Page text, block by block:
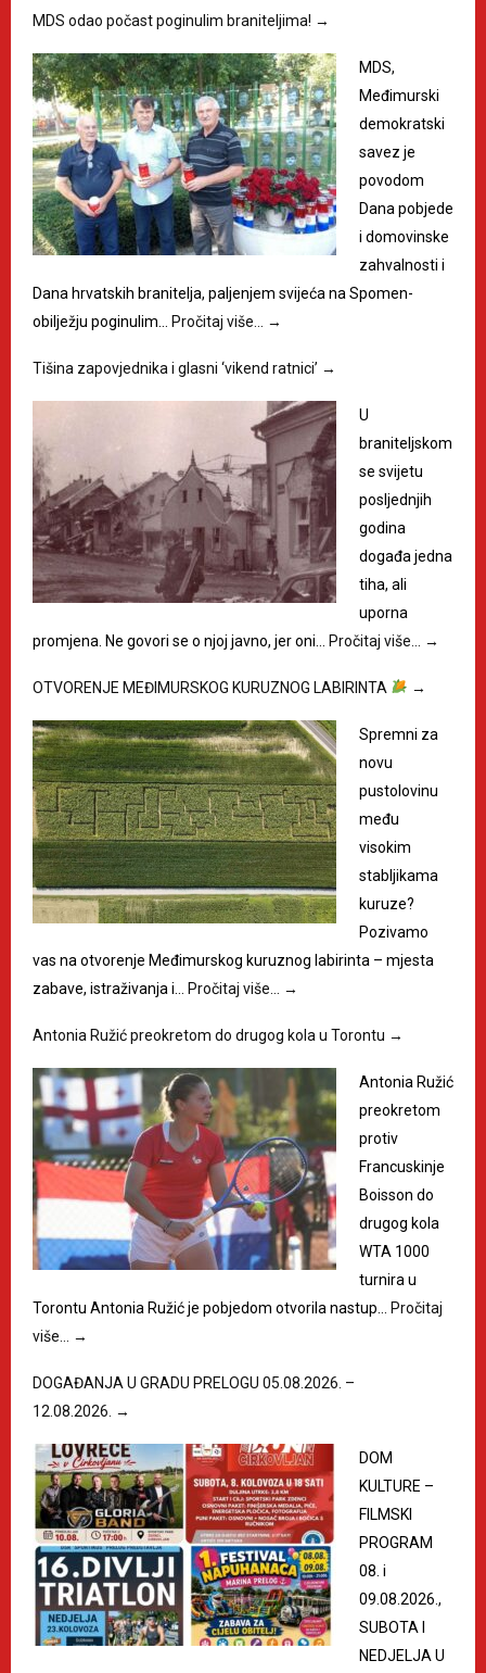
MDS odao počast poginulim braniteljima! →
MDS,
Međimurski
demokratski
savez je
povodom
Dana pobjede
i domovinske
zahvalnosti i
Dana hrvatskih branitelja, paljenjem svijeća na Spomen-
obilježju poginulim…
Pročitaj više… →
Tišina zapovjednika i glasni ‘vikend ratnici’ →
U
braniteljskom
se svijetu
posljednjih
godina
događa jedna
tiha, ali
uporna
promjena. Ne govori se o njoj javno, jer oni…
Pročitaj više… →
OTVORENJE MEĐIMURSKOG KURUZNOG LABIRINTA →
Spremni za
novu
pustolovinu
među
visokim
stabljikama
kuruze?
Pozivamo
vas na otvorenje Međimurskog kuruznog labirinta – mjesta
zabave, istraživanja i…
Pročitaj više… →
Antonia Ružić preokretom do drugog kola u Torontu →
Antonia Ružić
preokretom
protiv
Francuskinje
Boisson do
drugog kola
WTA 1000
turnira u
Torontu Antonia Ružić je pobjedom otvorila nastup…
Pročitaj
više…
→
DOGAĐANJA U GRADU PRELOGU 05.08.2026. –
12.08.2026. →
DOM
KULTURE –
FILMSKI
PROGRAM
08. i
09.08.2026.,
SUBOTA I
NEDJELJA U